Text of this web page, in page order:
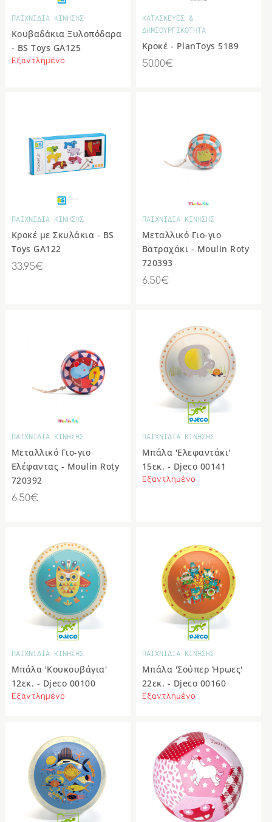
ΠΑΙΧΝΙΔΙΑ ΚΙΝΗΣΗΣ
Κουβαδάκια Ξυλοπόδαρα
- BS Toys GA125
Εξαντλημένο
ΚΑΤΑΣΚΕΥΕΣ &
ΔΗΜΙΟΥΡΓΙΚΟΤΗΤΑ
Κροκέ - PlanToys 5189
50.00€
ΠΑΙΧΝΙΔΙΑ ΚΙΝΗΣΗΣ
Κροκέ με Σκυλάκια - BS
Toys GA122
33.95€
ΠΑΙΧΝΙΔΙΑ ΚΙΝΗΣΗΣ
Μεταλλικό Γιο-γιο
Βατραχάκι - Moulin Roty
720393
6.50€
ΠΑΙΧΝΙΔΙΑ ΚΙΝΗΣΗΣ
Μεταλλικό Γιο-γιο
Ελέφαντας - Moulin Roty
720392
6.50€
ΠΑΙΧΝΙΔΙΑ ΚΙΝΗΣΗΣ
Μπάλα 'Ελεφαντάκι'
15εκ. - Djeco 00141
Εξαντλημένο
ΠΑΙΧΝΙΔΙΑ ΚΙΝΗΣΗΣ
Μπάλα 'Κουκουβάγια'
12εκ. - Djeco 00100
Εξαντλημένο
ΠΑΙΧΝΙΔΙΑ ΚΙΝΗΣΗΣ
Μπάλα 'Σούπερ Ήρωες'
22εκ. - Djeco 00160
Εξαντλημένο